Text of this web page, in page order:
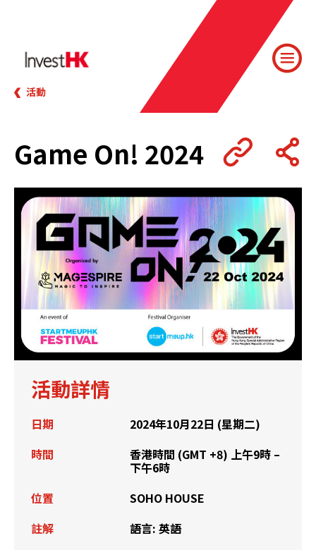
活動
Game On! 2024
活動詳情
日期
2024年10月22日 (星期二)
時間
香港時間 (GMT +8) 上午9時 –
下午6時
位置
SOHO HOUSE
註解
語言: 英語